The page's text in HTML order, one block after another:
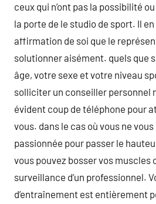
ceux qui n’ont pas la possibilité
la porte de le studio de sport. Il
affirmation de soi que le
solutionner aisément. quels que
âge, votre sexe et votre niveau
solliciter un conseiller personnel
évident coup de téléphone pour
vous. dans le cas où vous ne
passionnée pour passer le
vous pouvez bosser vos muscles
surveillance d’un professionnel.
d’entraînement est entièrement